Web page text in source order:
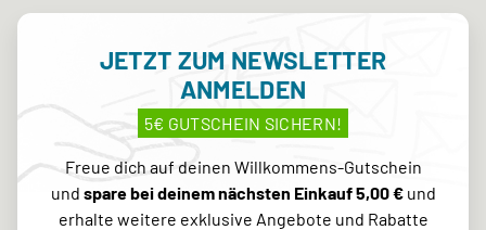
JETZT ZUM NEWSLETTER
ANMELDEN
5€ GUTSCHEIN SICHERN!
Freue dich auf deinen Willkommens-Gutschein
und spare bei deinem nächsten Einkauf 5,00 €und
erhalte weitere exklusive Angebote und Rabatte